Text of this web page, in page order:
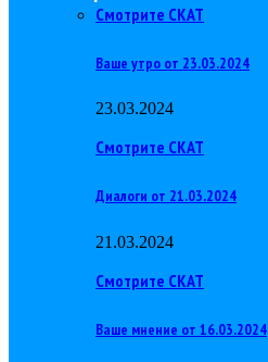
Смотрите СКАТ
Ваше утро от 23.03.2024
23.03.2024
Смотрите СКАТ
Диалоги от 21.03.2024
21.03.2024
Смотрите СКАТ
Ваше мнение от 16.03.2024